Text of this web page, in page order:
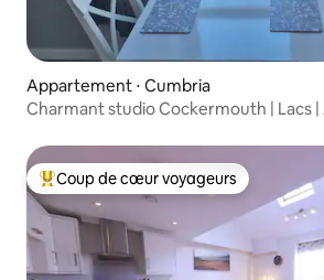
Appartement ⋅ Cumbria
Charmant studio Cockermouth | Lacs
Coups de cœur voyageurs les plus
Coup de cœur voyageurs